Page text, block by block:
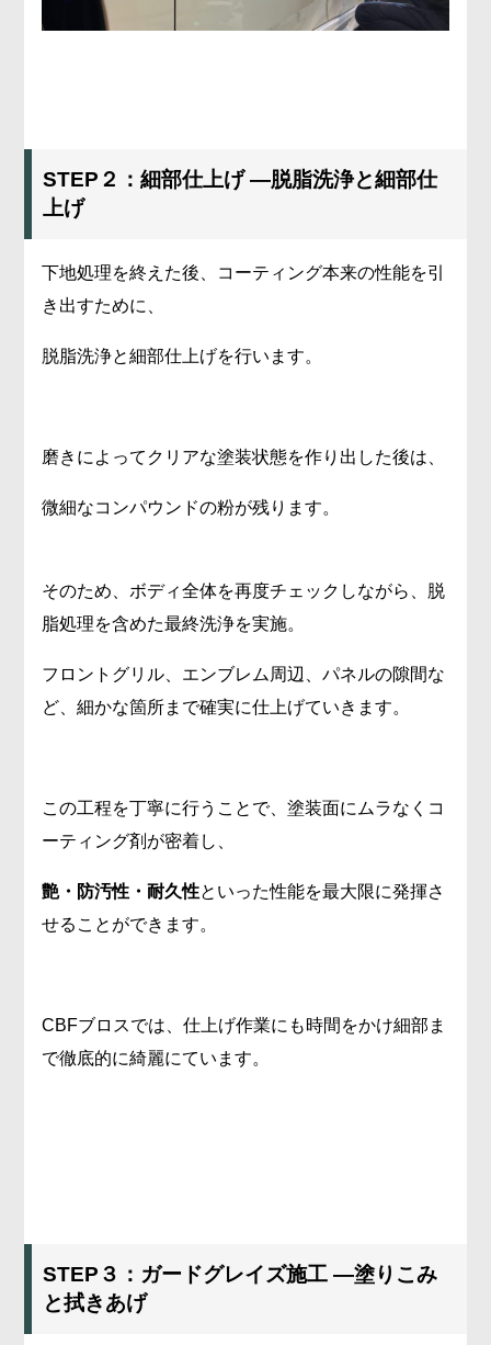
STEP２：細部仕上げ ―脱脂洗浄と細部仕
上げ
下地処理を終えた後、コーティング本来の性能を引
き出すために、
脱脂洗浄と細部仕上げを行います。
磨きによってクリアな塗装状態を作り出した後は、
微細なコンパウンドの粉が残ります。
そのため、ボディ全体を再度チェックしながら、脱
脂処理を含めた最終洗浄を実施。
フロントグリル、エンブレム周辺、パネルの隙間な
ど、細かな箇所まで確実に仕上げていきます。
この工程を丁寧に行うことで、塗装面にムラなくコ
ーティング剤が密着し、
艶・防汚性・耐久性といった性能を最大限に発揮さ
せることができます。
CBFブロスでは、仕上げ作業にも時間をかけ細部ま
で徹底的に綺麗にています。
STEP３：ガードグレイズ施工 ―塗りこみ
と拭きあげ